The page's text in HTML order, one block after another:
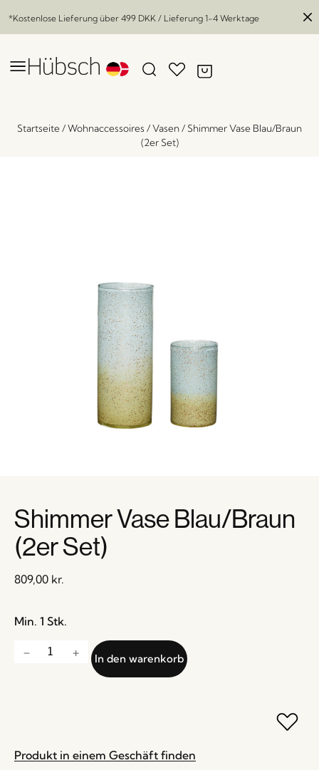
*Kostenlose Lieferung über 499 DKK / Lieferung 1-4 Werktage
Startseite/Wohnaccessoires /Vasen/ Shimmer Vase Blau/Braun
(2er Set)
Shimmer Vase Blau/Braun
(2er Set)
809,00 kr.
Min. 1 Stk.
In den warenkorb
Produkt in einem Geschäft finden